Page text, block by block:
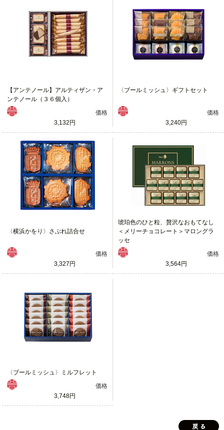
【アンテノール】アルティザン・ア
ンテノール（３６個入）
価格
3,132円
〈ブールミッシュ〉ギフトセット
価格
3,240円
〈横浜かをり〉さぶれ詰合せ
価格
3,327円
琥珀色のひと粒、贅沢なおもてなし
＜メリーチョコレート＞マロングラ
ッセ
価格
3,564円
〈ブールミッシュ〉ミルフレット
価格
3,748円